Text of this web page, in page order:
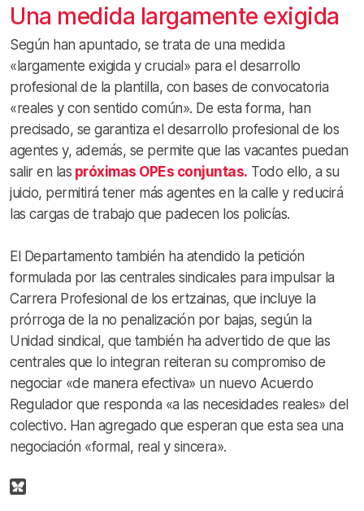
Una medida largamente exigida
Según han apuntado, se trata de una medida
«largamente exigida y crucial» para el desarrollo
profesional de la plantilla, con bases de convocatoria
«reales y con sentido común». De esta forma, han
precisado, se garantiza el desarrollo profesional de los
agentes y, además, se permite que las vacantes puedan
salir en las próximas OPEs conjuntas. Todo ello, a su
juicio, permitirá tener más agentes en la calle y reducirá
las cargas de trabajo que padecen los policías.
El Departamento también ha atendido la petición
formulada por las centrales sindicales para impulsar la
Carrera Profesional de los ertzainas, que incluye la
prórroga de la no penalización por bajas, según la
Unidad sindical, que también ha advertido de que las
centrales que lo integran reiteran su compromiso de
negociar «de manera efectiva» un nuevo Acuerdo
Regulador que responda «a las necesidades reales» del
colectivo. Han agregado que esperan que esta sea una
negociación «formal, real y sincera».